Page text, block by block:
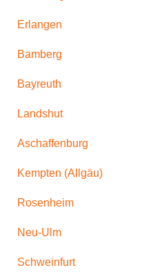
Erlangen
Bamberg
Bayreuth
Landshut
Aschaffenburg
Kempten (Allgäu)
Rosenheim
Neu-Ulm
Schweinfurt